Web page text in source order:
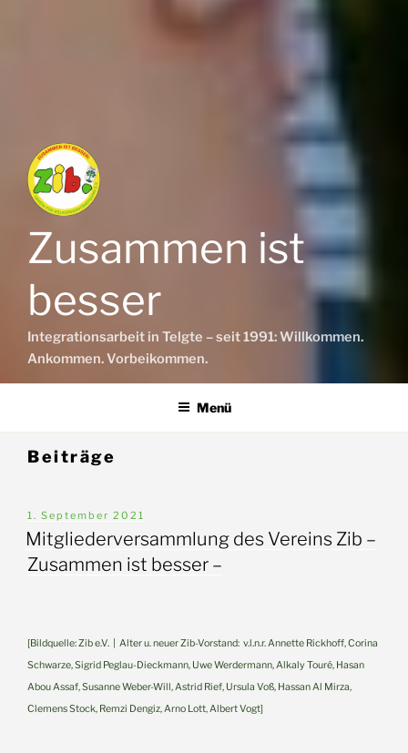
Zusammen ist
besser
Integrationsarbeit in Telgte – seit 1991: Willkommen.
Ankommen. Vorbeikommen.
Menü
Beiträge
Veröffentlicht
am
1. September 2021
Mitgliederversammlung des Vereins Zib –
Zusammen ist besser –
[Bildquelle: Zib e.V. | Alter u. neuer Zib-Vorstand: v.l.n.r. Annette Rickhoff, Corina
Schwarze, Sigrid Peglau-Dieckmann, Uwe Werdermann, Alkaly Touré, Hasan
Abou Assaf, Susanne Weber-Will, Astrid Rief, Ursula Voß, Hassan Al Mirza,
Clemens Stock, Remzi Dengiz, Arno Lott, Albert Vogt]